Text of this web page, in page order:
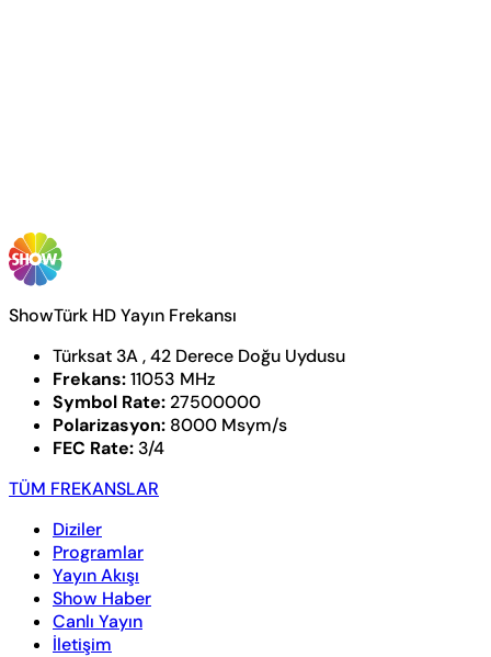
ShowTürk HD Yayın Frekansı
Türksat 3A , 42 Derece Doğu Uydusu
Frekans:11053 MHz
Symbol Rate: 27500000
Polarizasyon: 8000 Msym/s
FEC Rate: 3/4
TÜM FREKANSLAR
Diziler
Programlar
Yayın Akışı
Show Haber
Canlı Yayın
İletişim